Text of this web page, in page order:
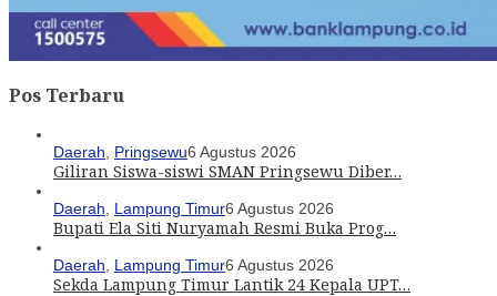
Pos Terbaru
Daerah Pringsewu6 Agustus 2026
Giliran Siswa-siswi SMAN Pringsewu Diber…
Daerah Lampung Timur6 Agustus 2026
Bupati Ela Siti Nuryamah Resmi Buka Prog…
Daerah Lampung Timur6 Agustus 2026
Sekda Lampung Timur Lantik 24 Kepala UPT…